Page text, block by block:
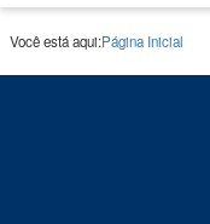
Você está aqui:Página Inicial